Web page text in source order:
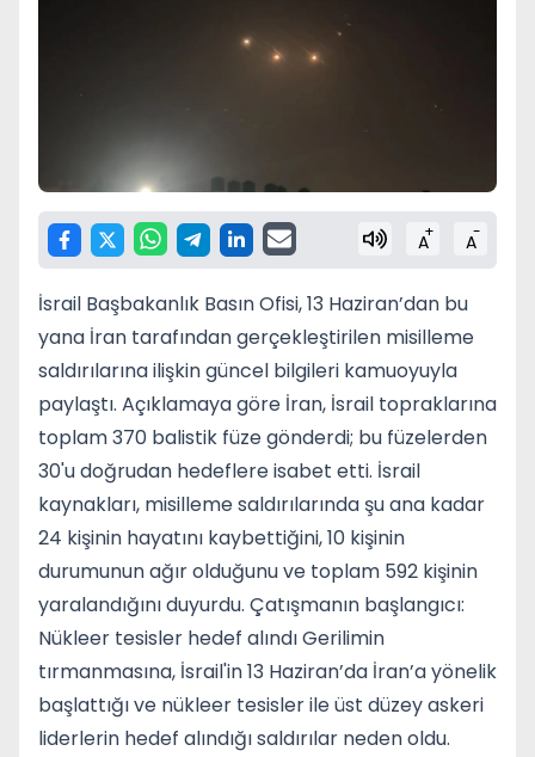
A+ A-
İsrail Başbakanlık Basın Ofisi, 13 Haziran’dan bu
yana İran tarafından gerçekleştirilen misilleme
saldırılarına ilişkin güncel bilgileri kamuoyuyla
paylaştı. Açıklamaya göre İran, İsrail topraklarına
toplam 370 balistik füze gönderdi; bu füzelerden
30'u doğrudan hedeflere isabet etti. İsrail
kaynakları, misilleme saldırılarında şu ana kadar
24 kişinin hayatını kaybettiğini, 10 kişinin
durumunun ağır olduğunu ve toplam 592 kişinin
yaralandığını duyurdu. Çatışmanın başlangıcı:
Nükleer tesisler hedef alındı Gerilimin
tırmanmasına, İsrail'in 13 Haziran’da İran’a yönelik
başlattığı ve nükleer tesisler ile üst düzey askeri
liderlerin hedef alındığı saldırılar neden oldu.